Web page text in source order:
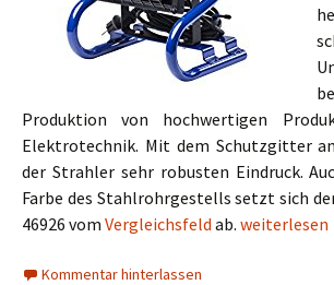
Produktion von hochwertigen
Elektrotechnik. Mit dem Schutzgitter
der Strahler sehr robusten Eindruck.
Farbe des Stahlrohrgestells setzt sich
46926 vom Vergleichsfeld ab. as –
weiterlesen
Kommentar hinterlassen